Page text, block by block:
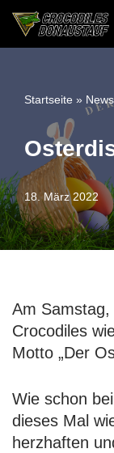
Zum
Startseite » News
18. März 2022
Am
Crocodiles
Motto „Der
Wie schon
dieses Mal
herzhaften